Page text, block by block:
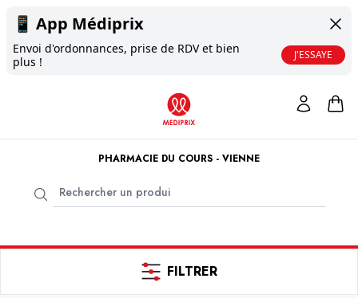
📱 App Médiprix
Envoi d'ordonnances, prise de RDV et bien
plus !
J'ESSAYE
PHARMACIE DU COURS - VIENNE
FILTRER